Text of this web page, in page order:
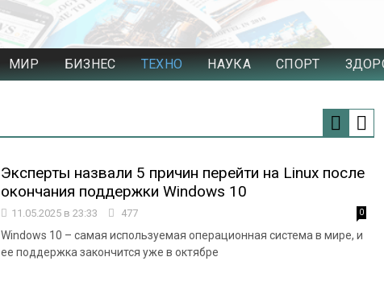
МИР БИЗНЕС ТЕХНО НАУКА СПОРТ
Эксперты назвали 5 причин перейти на Linux после
окончания поддержки Windows 10
11.05.2025 в 23:33 477 0
Windows 10 – самая используемая операционная система в мире, и
ее поддержка закончится уже в октябре